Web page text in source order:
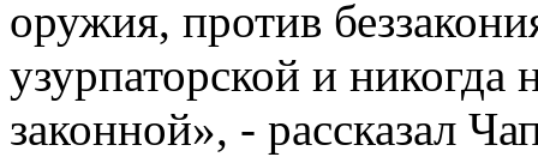
оружия, против
узурпаторской и
законной», - рассказал